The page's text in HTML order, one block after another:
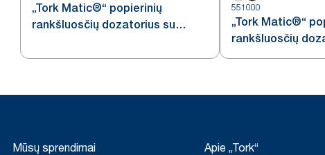
„Tork Matic®“ popierinių
rankšluosčių dozatorius su
plieno, H1
551000
„Tork Matic®“
rankšluosčių
H1
Mūsų sprendimai Apie „Tork“